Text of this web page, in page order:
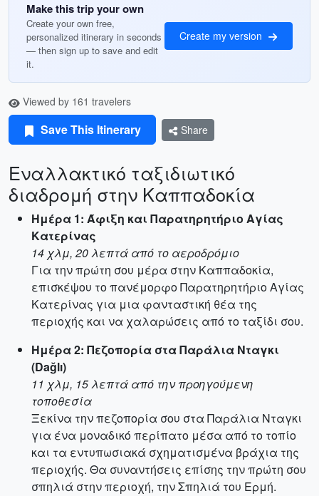
Make this trip your own
Create your own free,
personalized itinerary in seconds
— then sign up to save and edit
it.
Create my version
Viewed by 161 travelers
Save This Itinerary Share
Εναλλακτικό ταξιδιωτικό
διαδρομή στην Καππαδοκία
Ημέρα 1: Άφιξη και Παρατηρητήριο Αγίας
Κατερίνας
14 χλμ, 20 λεπτά από το αεροδρόμιο
Για την πρώτη σου μέρα στην Καππαδοκία,
επισκέψου το πανέμορφο Παρατηρητήριο Αγίας
Κατερίνας για μια φανταστική θέα της
περιοχής και να χαλαρώσεις από το ταξίδι σου.
Ημέρα 2: Πεζοπορία στα Παράλια Νταγκι
(Dağlı)
11 χλμ, 15 λεπτά από την προηγούμενη
τοποθεσία
Ξεκίνα την πεζοπορία σου στα Παράλια Νταγκι
για ένα μοναδικό περίπατο μέσα από το τοπίο
και τα εντυπωσιακά σχηματισμένα βράχια της
περιοχής. Θα συναντήσεις επίσης την πρώτη σου
σπηλιά στην περιοχή, την Σπηλιά του Ερμή.